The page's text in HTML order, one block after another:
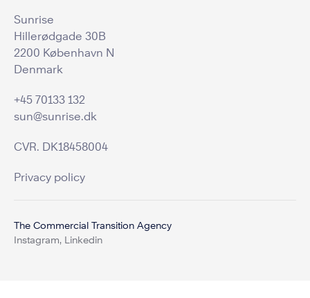
Sunrise
Hillerødgade 30B
2200 København N
Denmark
+45 70133 132
sun@sunrise.dk
CVR. DK18458004
Privacy policy
The Commercial Transition Agency
Instagram, Linkedin